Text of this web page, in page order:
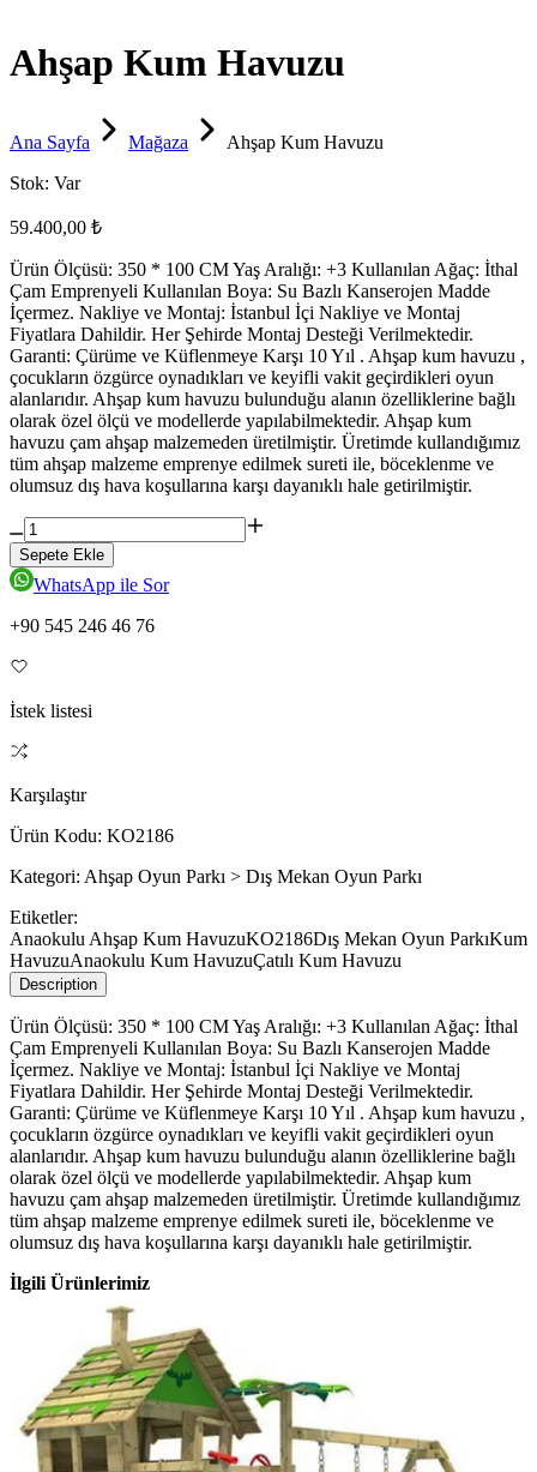
Ahşap Kum Havuzu
Ana Sayfa Mağaza
Ahşap Kum Havuzu
Stok: Var
59.400,00 ₺
Ürün Ölçüsü: 350 * 100 CM Yaş Aralığı: +3 Kullanılan Ağaç: İthal
Çam Emprenyeli Kullanılan Boya: Su Bazlı Kanserojen Madde
İçermez. Nakliye ve Montaj: İstanbul İçi Nakliye ve Montaj
Fiyatlara Dahildir. Her Şehirde Montaj Desteği Verilmektedir.
Garanti: Çürüme ve Küflenmeye Karşı 10 Yıl . Ahşap kum havuzu ,
çocukların özgürce oynadıkları ve keyifli vakit geçirdikleri oyun
alanlarıdır. Ahşap kum havuzu bulunduğu alanın özelliklerine bağlı
olarak özel ölçü ve modellerde yapılabilmektedir. Ahşap kum
havuzu çam ahşap malzemeden üretilmiştir. Üretimde kullandığımız
tüm ahşap malzeme emprenye edilmek sureti ile, böceklenme ve
olumsuz dış hava koşullarına karşı dayanıklı hale getirilmiştir.
Sepete Ekle
WhatsApp ile Sor
+90 545 246 46 76
İstek listesi
Karşılaştır
Ürün Kodu: KO2186
Kategori: Ahşap Oyun Parkı > Dış Mekan Oyun Parkı
Etiketler:
Anaokulu Ahşap Kum HavuzuKO2186Dış Mekan Oyun ParkıKum
HavuzuAnaokulu Kum HavuzuÇatılı Kum Havuzu
Description
Ürün Ölçüsü: 350 * 100 CM Yaş Aralığı: +3 Kullanılan Ağaç: İthal
Çam Emprenyeli Kullanılan Boya: Su Bazlı Kanserojen Madde
İçermez. Nakliye ve Montaj: İstanbul İçi Nakliye ve Montaj
Fiyatlara Dahildir. Her Şehirde Montaj Desteği Verilmektedir.
Garanti: Çürüme ve Küflenmeye Karşı 10 Yıl . Ahşap kum havuzu ,
çocukların özgürce oynadıkları ve keyifli vakit geçirdikleri oyun
alanlarıdır. Ahşap kum havuzu bulunduğu alanın özelliklerine bağlı
olarak özel ölçü ve modellerde yapılabilmektedir. Ahşap kum
havuzu çam ahşap malzemeden üretilmiştir. Üretimde kullandığımız
tüm ahşap malzeme emprenye edilmek sureti ile, böceklenme ve
olumsuz dış hava koşullarına karşı dayanıklı hale getirilmiştir.
İlgili Ürünlerimiz